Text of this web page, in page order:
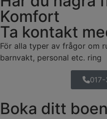
Komfort
Ta kontakt
För alla typer av frågor om
barnvakt, personal etc. ring
Boka ditt